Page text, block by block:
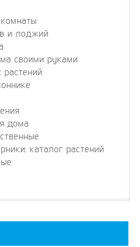
и лоджий
своими руками
дома
каталог растений